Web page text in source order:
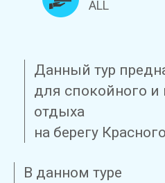
ALL
Данный тур
для спокойного и
отдыха
на берегу
В данном туре